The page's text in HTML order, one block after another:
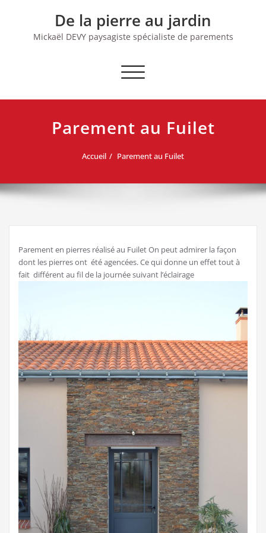
De la pierre au jardin
Mickaël DEVY paysagiste spécialiste de parements
Afficher/masquer
navigation
Parement au Fuilet
Accueil Parement au Fuilet
Parement en pierres réalisé au Fuilet On peut admirer la façon
dont les pierres ont été agencées. Ce qui donne un effet tout à
fait différent au fil de la journée suivant l’éclairage